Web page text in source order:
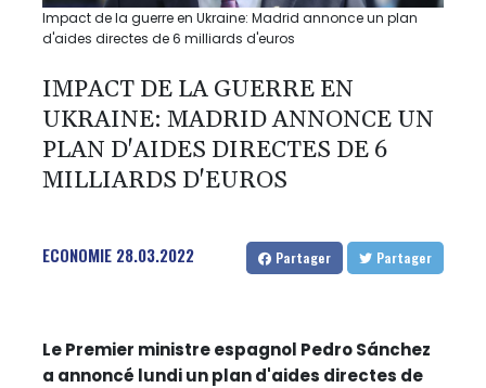
Impact de la guerre en Ukraine: Madrid annonce un plan
d'aides directes de 6 milliards d'euros
IMPACT DE LA GUERRE EN
UKRAINE: MADRID ANNONCE UN
PLAN D'AIDES DIRECTES DE 6
MILLIARDS D'EUROS
ECONOMIE 28.03.2022 Partager Partager
Le Premier ministre espagnol Pedro Sánchez
a annoncé lundi un plan d'aides directes de